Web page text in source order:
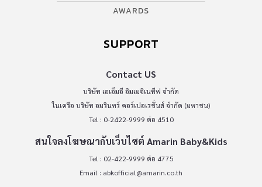
AWARDS
SUPPORT
Contact US
บริษัท เอเอ็มอี อิมเมจิเนทีฟ จำกัด
ในเครือ บริษัท อมรินทร์ คอร์เปอเรชั่นส์ จำกัด (มหาชน)
Tel : 0-2422-9999 ต่อ 4510
สนใจลงโฆษณากับเว็บไซต์ Amarin Baby&Kids
Tel : 02-422-9999 ต่อ 4775
Email : abkofficial@amarin.co.th